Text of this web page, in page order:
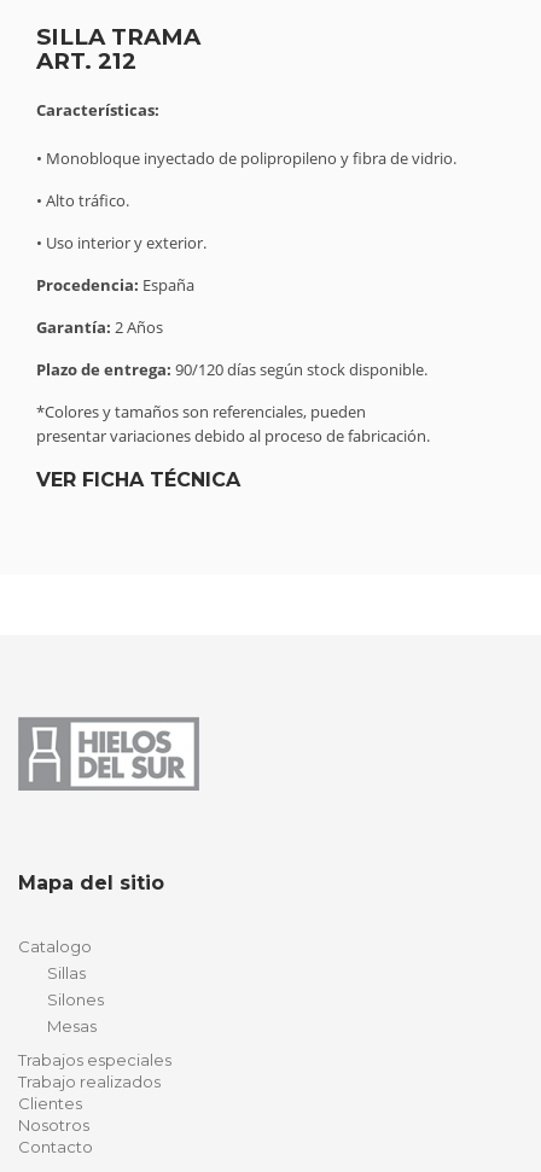
SILLA TRAMA
ART. 212
Características:
• Monobloque inyectado de polipropileno y fibra de vidrio.
• Alto tráfico.
• Uso interior y exterior.
Procedencia: España
Garantía: 2 Años
Plazo de entrega: 90/120 días según stock disponible.
*Colores y tamaños son referenciales, pueden
presentar variaciones debido al proceso de fabricación.
VER FICHA TÉCNICA
Mapa del sitio
Catalogo
Sillas
Silones
Mesas
Trabajos especiales
Trabajo realizados
Clientes
Nosotros
Contacto